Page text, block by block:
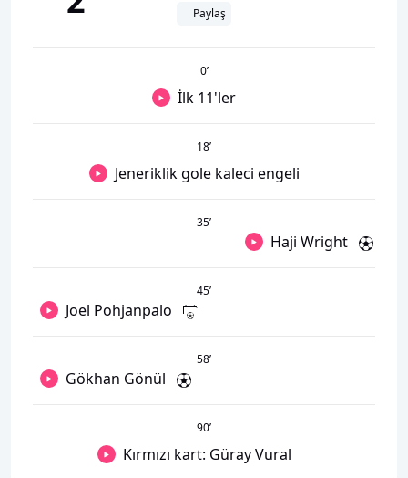
Paylaş
0’
İlk 11'ler
18’
Jeneriklik gole kaleci engeli
35’
Haji Wright
45’
Joel Pohjanpalo
58’
Gökhan Gönül
90’
Kırmızı kart: Güray Vural